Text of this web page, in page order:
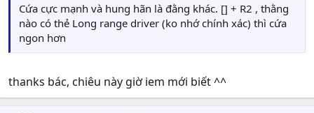
Cứa cực mạnh và hung hãn là đằng khác. [] + R2 , thằng
nào có thẻ Long range driver (ko nhớ chính xác) thì cứa
ngon hơn
thanks bác, chiêu này giờ iem mới biết ^^